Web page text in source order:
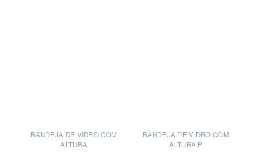
BANDEJA DE VIDRO COM
ALTURA
BANDEJA DE VIDRO COM
ALTURA P